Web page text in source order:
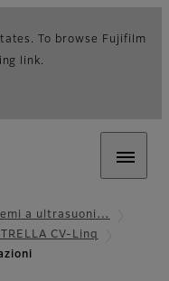
To browse Fujifilm
link.
a ultrasuoni…
CV-Linq